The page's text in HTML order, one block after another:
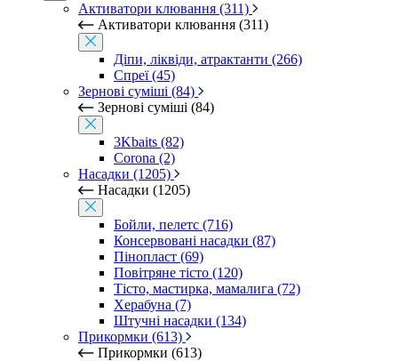
Активатори клювання (311)
Активатори клювання (311)
Діпи, ліквіди, атрактанти (266)
Спреї (45)
Зернові суміші (84)
Зернові суміші (84)
3Kbaits (82)
Corona (2)
Насадки (1205)
Насадки (1205)
Бойли, пелетс (716)
Консервовані насадки (87)
Пінопласт (69)
Повітряне тісто (120)
Тісто, мастирка, мамалига (72)
Херабуна (7)
Штучні насадки (134)
Прикормки (613)
Прикормки (613)